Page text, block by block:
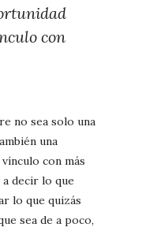
con
no sea solo una
una
con más
decir lo que
lo que quizás
sea de a poco,